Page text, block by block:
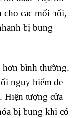
cho các mối nối,
bị bung
hơn bình thường.
nguy hiểm đe
Hiện tượng cửa
bị bung khi có